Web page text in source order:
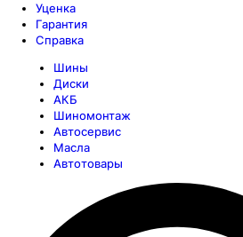
Уценка
Гарантия
Справка
Шины
Диски
АКБ
Шиномонтаж
Автосервис
Масла
Автотовары